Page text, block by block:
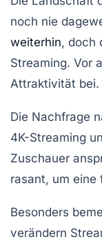
noch nie
weiterhin, doch
Streaming. Vor
Attraktivität bei.
Die Nachfrage
4K-Streaming
Zuschauer
rasant, um eine
Besonders
verändern